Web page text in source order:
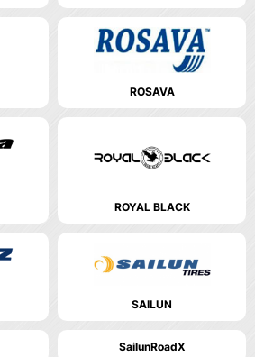
ROSAVA
ROYAL BLACK
SAILUN
SailunRoadX